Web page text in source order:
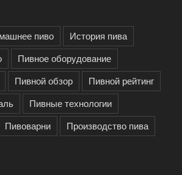
пиво
История пива
Пивное оборудование
Пивной обзор
Пивной рейтинг
Пивные технологии
Пивоварни Производство пива